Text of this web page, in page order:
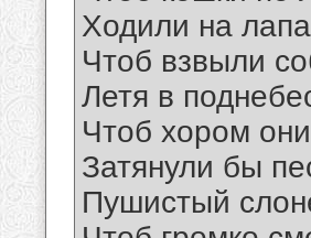
Ходили на
Чтоб взвыли
Летя в
Чтоб хором они
Затянули бы
Пушистый